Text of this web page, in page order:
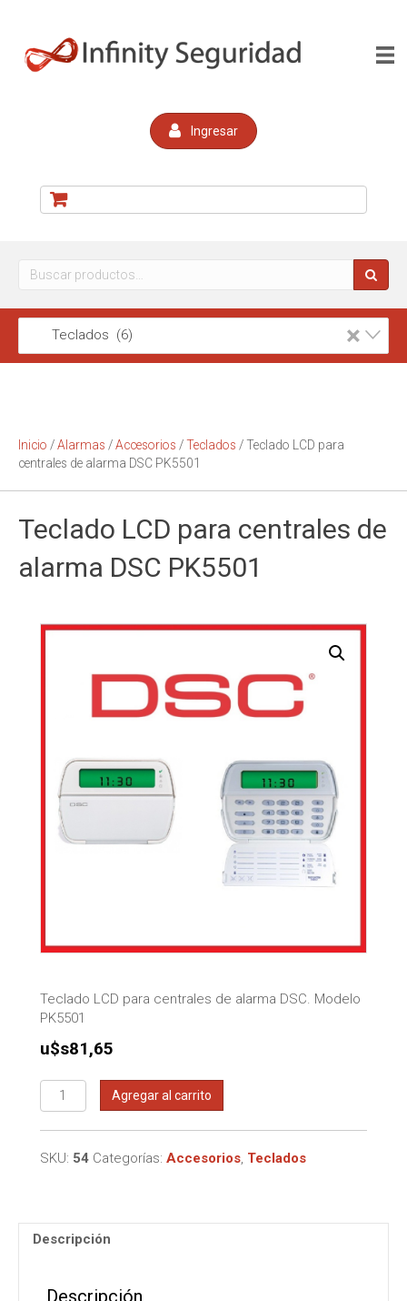
Ingresar
Buscar
×
Teclados (6)
Inicio /Alarmas /Accesorios /Teclados / Teclado LCD para
centrales de alarma DSC PK5501
Teclado LCD para centrales de
alarma DSC PK5501
Teclado LCD para centrales de alarma DSC. Modelo
PK5501
u$s81,65
Teclado
LCD
para
de
PK5501
cantidad
Agregar al carrito
SKU: 54 Categorías: Accesorios, Teclados
Descripción
Descripción